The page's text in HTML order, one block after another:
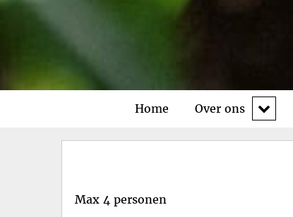
Home Over ons
expand
child
Max 4 personen